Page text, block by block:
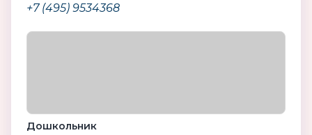
+7 (495) 9534368
Дошкольник